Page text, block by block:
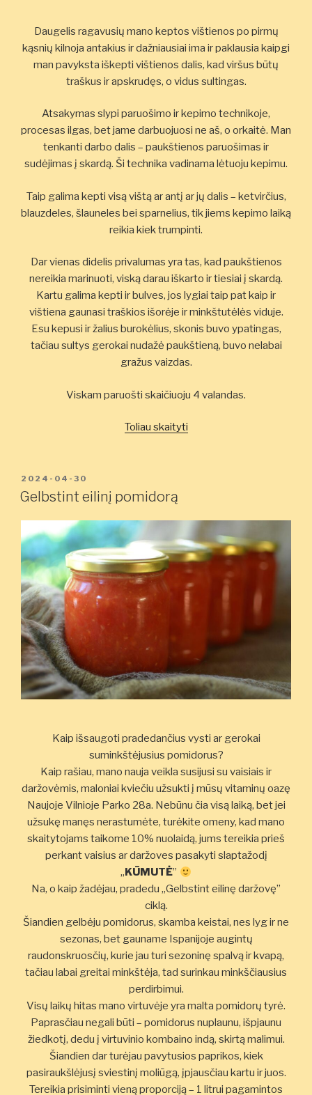
Daugelis ragavusių mano keptos vištienos po pirmų
kąsnių kilnoja antakius ir dažniausiai ima ir paklausia kaipgi
man pavyksta iškepti vištienos dalis, kad viršus būtų
traškus ir apskrudęs, o vidus sultingas.
Atsakymas slypi paruošimo ir kepimo technikoje,
procesas ilgas, bet jame darbuojuosi ne aš, o orkaitė. Man
tenkanti darbo dalis – paukštienos paruošimas ir
sudėjimas į skardą. Ši technika vadinama lėtuoju kepimu.
Taip galima kepti visą vištą ar antį ar jų dalis – ketvirčius,
blauzdeles, šlauneles bei sparnelius, tik jiems kepimo laiką
reikia kiek trumpinti.
Dar vienas didelis privalumas yra tas, kad paukštienos
nereikia marinuoti, viską darau iškarto ir tiesiai į skardą.
Kartu galima kepti ir bulves, jos lygiai taip pat kaip ir
vištiena gaunasi traškios išorėje ir minkštutėlės viduje.
Esu kepusi ir žalius burokėlius, skonis buvo ypatingas,
tačiau sultys gerokai nudažė paukštieną, buvo nelabai
gražus vaizdas.
Viskam paruošti skaičiuoju 4 valandas.
Toliau skaityti„Vištienos
PASKELBTA
2024-04-30
Gelbstint eilinį pomidorą
Kaip išsaugoti pradedančius vysti ar gerokai
suminkštėjusius pomidorus?
Kaip rašiau, mano nauja veikla susijusi su vaisiais ir
daržovėmis, maloniai kviečiu užsukti į mūsų vitaminų oazę
Naujoje Vilnioje Parko 28a. Nebūnu čia visą laiką, bet jei
užsukę manęs nerastumėte, turėkite omeny, kad mano
skaitytojams taikome 10% nuolaidą, jums tereikia prieš
perkant vaisius ar daržoves pasakyti slaptažodį
„KŪMUTĖ”
Na, o kaip žadėjau, pradedu „Gelbstint eilinę daržovę”
ciklą.
Šiandien gelbėju pomidorus, skamba keistai, nes lyg ir ne
sezonas, bet gauname Ispanijoje augintų
raudonskruosčių, kurie jau turi sezoninę spalvą ir kvapą,
tačiau labai greitai minkštėja, tad surinkau minkščiausius
perdirbimui.
Visų laikų hitas mano virtuvėje yra malta pomidorų tyrė.
Paprasčiau negali būti – pomidorus nuplaunu, išpjaunu
žiedkotį, dedu į virtuvinio kombaino indą, skirtą malimui.
Šiandien dar turėjau pavytusios paprikos, kiek
pasiraukšlėjusį sviestinį moliūgą, įpjausčiau kartu ir juos.
Tereikia prisiminti vieną proporciją – 1 litrui pagamintos